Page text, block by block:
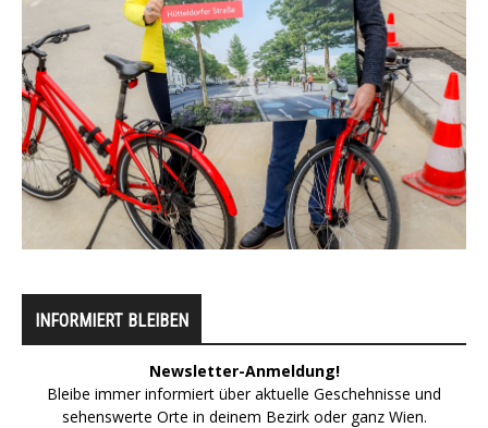
INFORMIERT BLEIBEN
Newsletter-Anmeldung!
Bleibe immer informiert über aktuelle Geschehnisse und
sehenswerte Orte in deinem Bezirk oder ganz Wien.